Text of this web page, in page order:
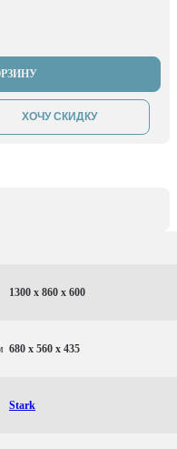
ХОЧУ СКИДКУ
1300 x 860 x 600
680 x 560 x 435
Stark